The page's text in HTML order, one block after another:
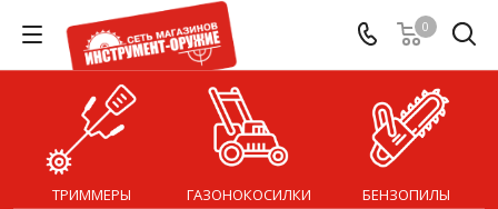
0
ТРИММЕРЫ ГАЗОНОКОСИЛКИ БЕНЗОПИЛЫ